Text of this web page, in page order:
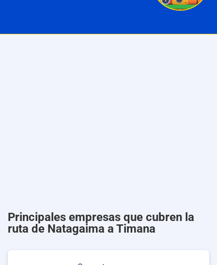
Principales empresas que cubren la
ruta de Natagaima a Timana